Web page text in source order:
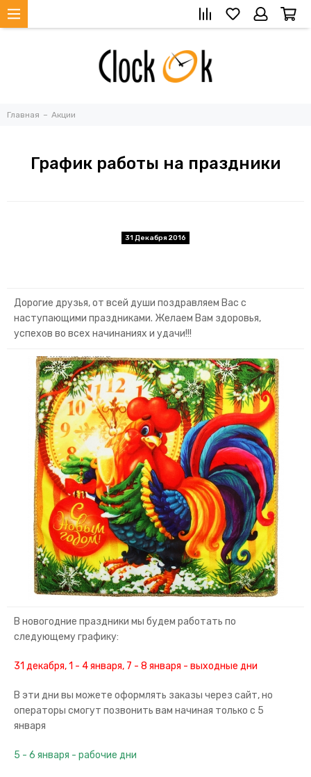
Главная Акции
График работы на праздники
31 Декабря 2016
Дорогие друзья,от всей души поздравляем Вас с
наступающими праздниками. Желаем Вам здоровья,
успехов во всех начинаниях и удачи!!!
В новогодние праздники мы будем работать по
следующему графику:
31 декабря, 1 - 4 января, 7 - 8 января - выходные дни
В эти дни вы можете оформлять заказы через сайт, но
операторы смогут позвонить вам начиная только с 5
января
5 - 6 января - рабочие дни